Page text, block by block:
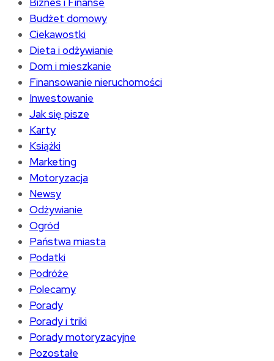
Budżet domowy
Ciekawostki
Dieta i odżywianie
Dom i mieszkanie
Finansowanie nieruchomości
Inwestowanie
Jak się pisze
Karty
Książki
Marketing
Motoryzacja
Newsy
Odżywianie
Ogród
Państwa miasta
Podatki
Podróże
Polecamy
Porady
Porady i triki
Porady motoryzacyjne
Pozostałe